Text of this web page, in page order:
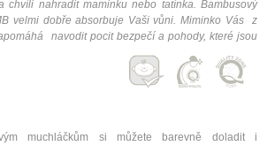
chvíli nahradit maminku nebo tatínka. Bambusový
velmi dobře absorbuje Vaši vůni. Miminko Vás z
navodit pocit bezpečí a pohody, které jsou
muchláčkům si můžete barevně doladit i